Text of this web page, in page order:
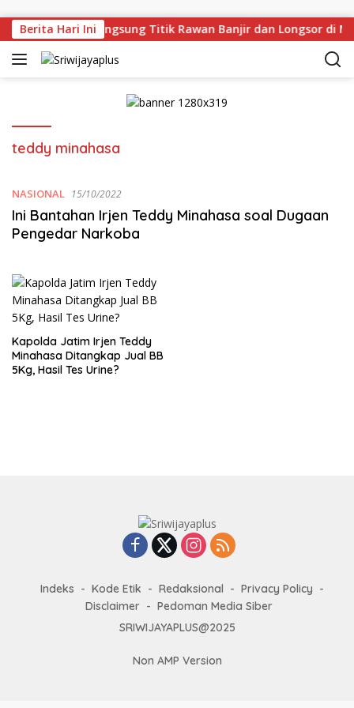
Berita Hari Ini
Deru Tinjau Langsung Titik Rawan Banjir dan Longsor di
teddy minahasa
NASIONAL 15/10/2022
Ini Bantahan Irjen Teddy Minahasa soal Dugaan
Pengedar Narkoba
Kapolda Jatim Irjen Teddy
Minahasa Ditangkap Jual BB
5Kg, Hasil Tes Urine?
Indeks Kode Etik Redaksional
Privacy Policy
Disclaimer
Pedoman Media Siber
SRIWIJAYAPLUS@2025
Non AMP Version